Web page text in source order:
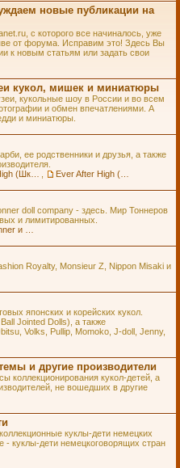
новые публикации на
с которого все начиналось, уже
от форума. Исправим это! Здесь Вы
к новым статьям или задать свои
кукол, мишек и миниатюры
кукольные шоу в России и во всем
и обмен впечатлениями. А
и миниатюры.
ее родственники и друзья, а также
doll company - здесь. Мир Тоннеров
и лимитированных.
Royalty, Monsieur Z, Nippon Misaki и
японских и корейских кукол.
Jointed Dolls), а также
Volks, Pullip, Momoko, J-doll, Jenny,
и другие производители
коллекционирования кукол-детей, а
не вошедших в другие
куклы-дети немецких
- куклы-дети немецкоговорящих стран